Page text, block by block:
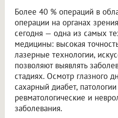
Более 40 % операций в
операции на органах
сегодня — одна из самых
медицины: высокая
лазерные технологии,
позволяют выявлять
стадиях. Осмотр глазного
сахарный диабет,
ревматологические и
заболевания.